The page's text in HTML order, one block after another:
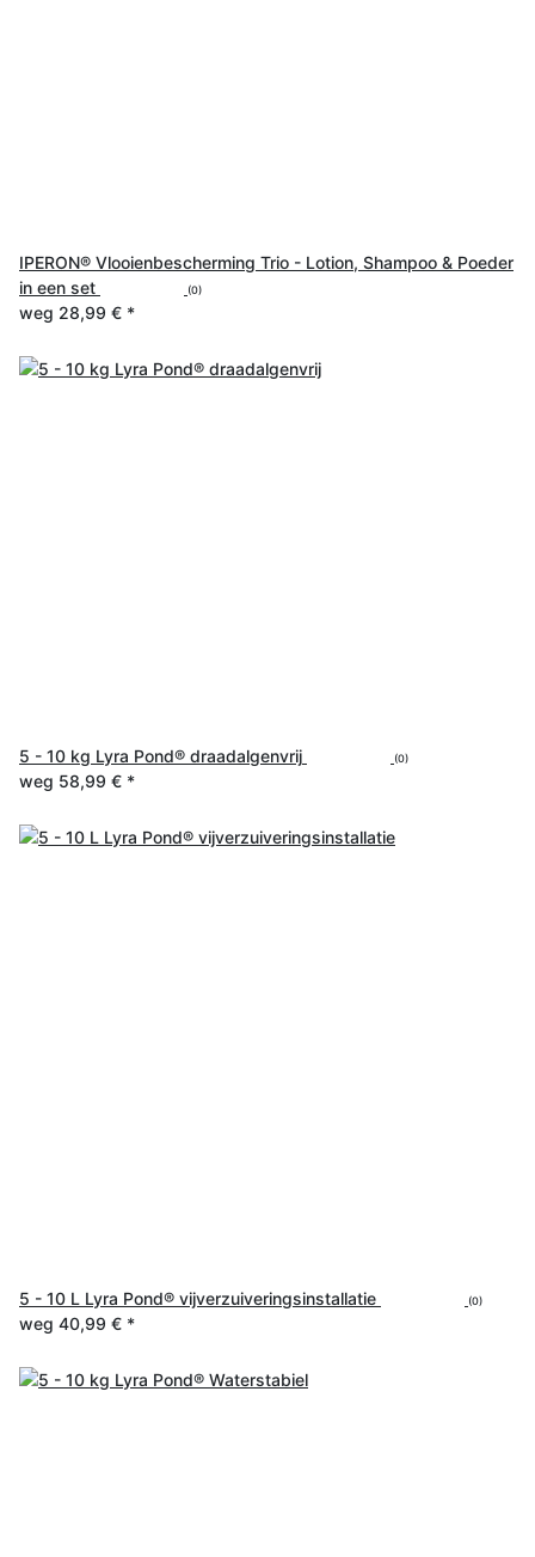
IPERON® Vlooienbescherming Trio - Lotion, Shampoo & Poeder
in een set
(0)
weg 28,99 € *
5 - 10 kg Lyra Pond® draadalgenvrij (0)
weg 58,99 € *
5 - 10 L Lyra Pond® vijverzuiveringsinstallatie (0)
weg 40,99 € *